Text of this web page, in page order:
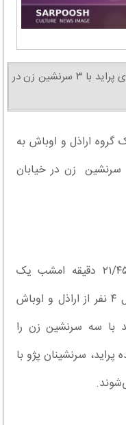
اراذل و اوباش به یک دستگاه خودرو سواری پراید با ۳ سرنشین زن در
اراذل و اوباش به
یک دستگاه خودرو سواری پراید با ۳ سرنشین زن در خیابان
بنابر گزارش‌های مردمی در ساعت ۲۱/۴۵ دقیقه امشب یک
دستگاه خودرو سواری پژو پارس حامل ۴ نفر از اراذل و اوباش
با سه سرنشین زن را
سرنشینان پژو با